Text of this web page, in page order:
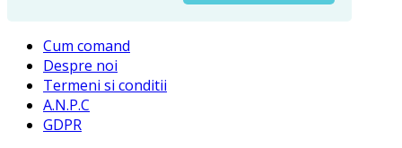
Cum comand
Despre noi
Termeni si conditii
A.N.P.C
GDPR